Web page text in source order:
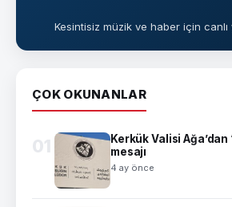
Kesintisiz müzik ve haber için canlı
ÇOK OKUNANLAR
01
Kerkük Valisi
mesajı
4 ay önce